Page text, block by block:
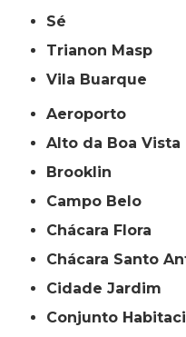
Sé
Trianon Masp
Vila Buarque
Aeroporto
Alto da Boa Vista
Brooklin
Campo Belo
Chácara Flora
Chácara Santo
Cidade Jardim
Conjunto